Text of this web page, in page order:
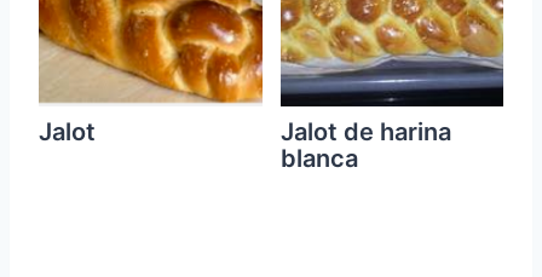
Jalot
Jalot de harina
blanca